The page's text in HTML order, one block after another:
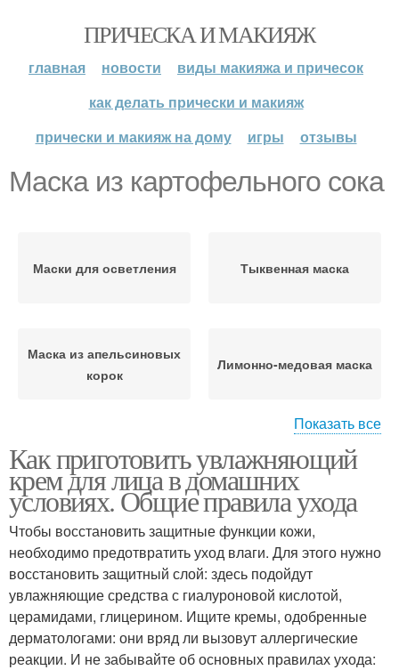
ПРИЧЕСКА И МАКИЯЖ
главная новости
виды макияжа и причесок
как делать прически и макияж
прически и макияж на дому
игры отзывы
Маска из картофельного сока
Маски для осветления Тыквенная маска
Маска из апельсиновых
корок
Лимонно-медовая маска
маска
Показать все
Как приготовить увлажняющий
крем для лица в домашних
условиях. Общие правила ухода
Чтобы восстановить защитные функции кожи,
необходимо предотвратить уход влаги. Для этого нужно
восстановить защитный слой: здесь подойдут
увлажняющие средства с гиалуроновой кислотой,
церамидами, глицерином. Ищите кремы, одобренные
дерматологами: они вряд ли вызовут аллергические
реакции. И не забывайте об основных правилах ухода: